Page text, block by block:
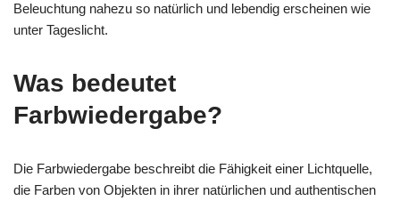
Beleuchtung nahezu so natürlich und lebendig erscheinen wie
unter Tageslicht.
Was bedeutet
Farbwiedergabe?
Die Farbwiedergabe beschreibt die Fähigkeit einer Lichtquelle,
die Farben von Objekten in ihrer natürlichen und authentischen